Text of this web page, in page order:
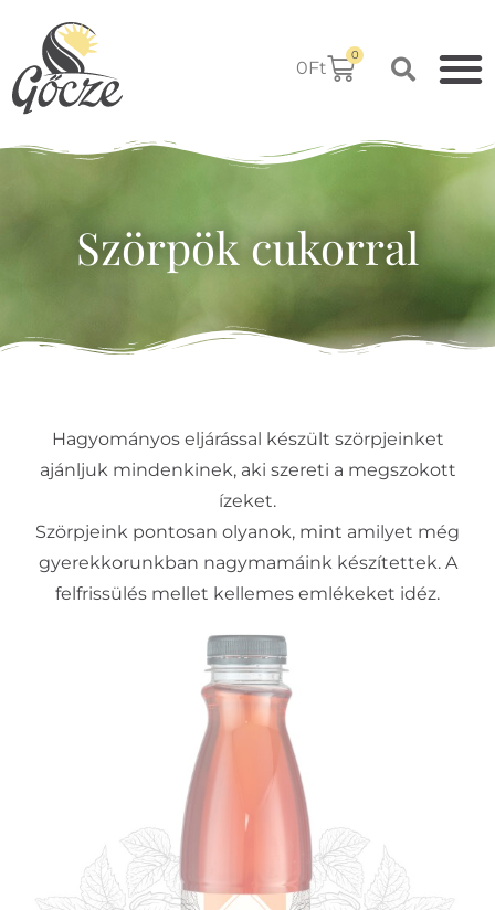
0Ft
0
Szörpök cukorral
Hagyományos eljárással készült szörpjeinket
ajánljuk mindenkinek, aki szereti a megszokott
ízeket.
Szörpjeink pontosan olyanok, mint amilyet még
gyerekkorunkban nagymamáink készítettek. A
felfrissülés mellet kellemes emlékeket idéz.